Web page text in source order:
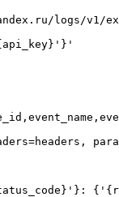
logs/v1/
' } '
=headers,
' } : { '